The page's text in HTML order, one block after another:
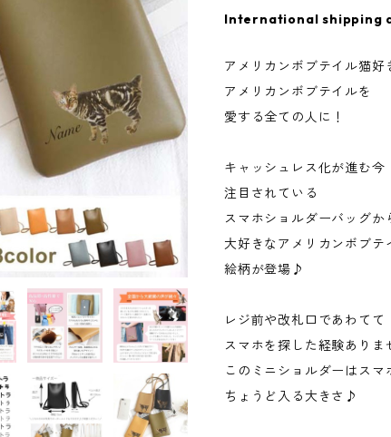
International shipping
アメリカンボブテイル猫好
アメリカンボブテイルを
愛する全ての人に！
キャッシュレス化が進む今
注目されている
スマホショルダーバッグか
大好きなアメリカンボブテ
絵柄が登場♪
レジ前や改札口であわてて
スマホを探した経験ありま
このミニショルダーはスマ
ちょうど入る大きさ♪